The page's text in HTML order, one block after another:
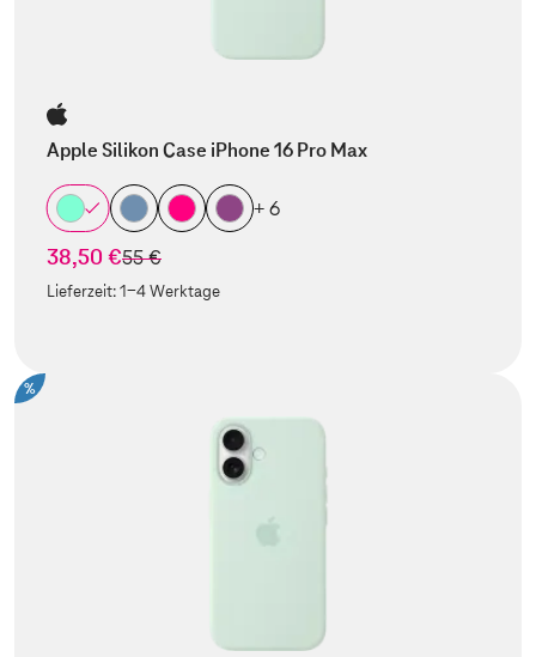
Apple Silikon Case iPhone 16 Pro Max
+ 6
38,50 €statt
55 €
Lieferzeit:1-4 Werktage
%